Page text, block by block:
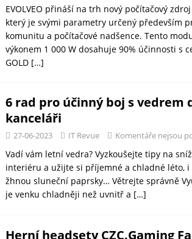
EVOLVEO přináší na trh nový počítačový zdroj
který je svými parametry určený především
komunitu a počítačové nadšence. Tento
výkonem 1 000 W dosahuje 90% účinnosti s
GOLD […]
6 rad pro účinný boj s vedrem
kanceláři
27-06-2023 IT Revue Komentáře nejsou
Vadí vám letní vedra? Vyzkoušejte tipy na
interiéru a užijte si příjemné a chladné léto, i
žhnou sluneční paprsky… Větrejte správně
je venku chladněji než uvnitř a […]
Herní headsety CZC.Gaming